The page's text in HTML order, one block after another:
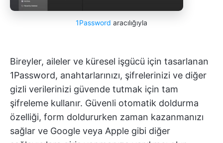
1Password aracılığıyla
Bireyler, aileler ve küresel işgücü için tasarlanan
1Password, anahtarlarınızı, şifrelerinizi ve diğer
gizli verilerinizi güvende tutmak için tam
şifreleme kullanır. Güvenli otomatik doldurma
özelliği, form doldururken zaman kazanmanızı
sağlar ve Google veya Apple gibi diğer